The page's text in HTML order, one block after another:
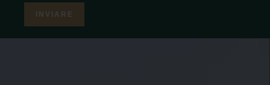
INVIARE